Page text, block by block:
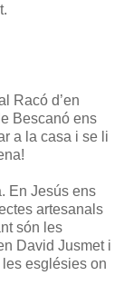
Racó d’en
Bescanó ens
a la casa i se li
En Jesús ens
artesanals
són les
David Jusmet i
les esglésies on